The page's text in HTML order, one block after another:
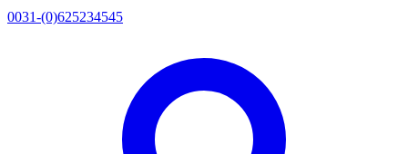
0031-(0)625234545